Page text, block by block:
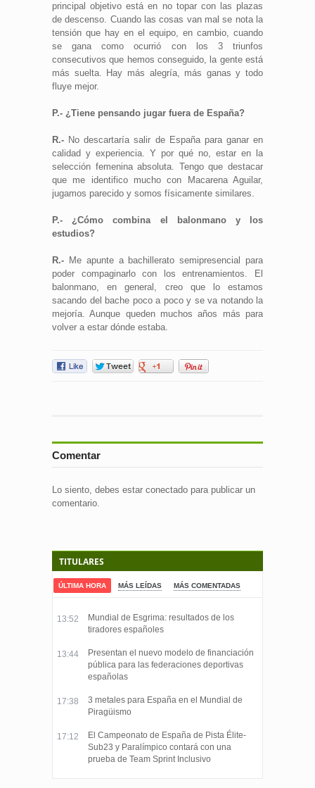
principal objetivo está en no topar con las plazas
de descenso. Cuando las cosas van mal se nota la
tensión que hay en el equipo, en cambio, cuando
se gana como ocurrió con los 3 triunfos
consecutivos que hemos conseguido, la gente está
más suelta. Hay más alegría, más ganas y todo
fluye mejor.
P.- ¿Tiene pensando jugar fuera de España?
R.- No descartaría salir de España para ganar en
calidad y experiencia. Y por qué no, estar en la
selección femenina absoluta. Tengo que destacar
que me identifico mucho con Macarena Aguilar,
jugamos parecido y somos físicamente similares.
P.- ¿Cómo combina el balonmano y los
estudios?
R.- Me apunte a bachillerato semipresencial para
poder compaginarlo con los entrenamientos. El
balonmano, en general, creo que lo estamos
sacando del bache poco a poco y se va notando la
mejoría. Aunque queden muchos años más para
volver a estar dónde estaba.
Comentar
Lo siento, debes estar conectado para publicar un
comentario.
TITULARES
ÚLTIMA HORA MÁS LEÍDAS MÁS COMENTADAS
13:52
Mundial de Esgrima: resultados de los
tiradores españoles
13:44
Presentan el nuevo modelo de financiación
pública para las federaciones deportivas
españolas
17:38
3 metales para España en el Mundial de
Piragüismo
17:12
El Campeonato de España de Pista Élite-
Sub23 y Paralímpico contará con una
prueba de Team Sprint Inclusivo